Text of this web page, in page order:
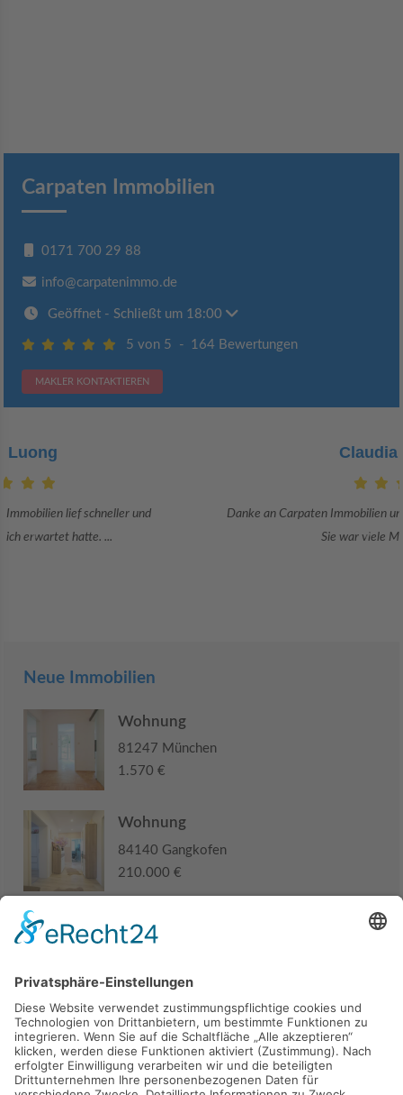
Carpaten Immobilien
0171 700 29 88
info@carpatenimmo.de
Geöffnet - Schließt um 18:00
5 von 5 - 164 Bewertungen
MAKLER KONTAKTIEREN
Danke an Carpaten Immobilien und besonders an Frau Adriana Sarca.
Neue Immobilien
Wohnung
81247 München
1.570 €
Wohnung
84140 Gangkofen
210.000 €
Haus
285.000 €